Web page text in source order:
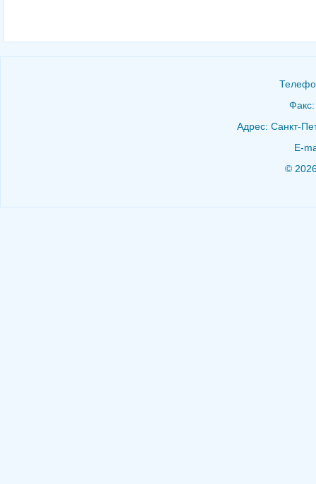
Адрес: Санкт-
E-
©